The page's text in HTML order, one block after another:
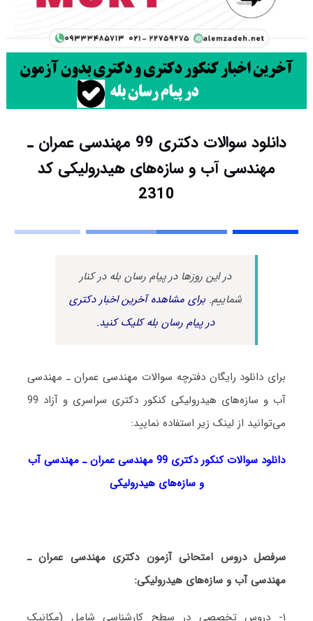
دانلود سوالات دکتری 99 مهندسی عمران ـ
مهندسی آب و سازه‌های هیدرولیکی کد
2310
در این روزها در پیام رسان بله در کنار
شماییم.برای مشاهده آخرین اخبار دکتری
در پیام رسان بله کلیک کنید.
برای دانلود رایگان دفترچه سوالات مهندسی عمران ـ مهندسی
آب و سازه‌های هیدرولیکی کنکور دکتری سراسری و آزاد 99
می‌توانید از لینک زیر استفاده نمایید:
دانلود سوالات کنکور دکتری 99 مهندسی عمران ـ مهندسی آب
و سازه‌های هیدرولیکی
سرفصل دروس امتحانی آزمون دکتری مهندسی عمران ـ
مهندسی آب و سازه‌های هیدرولیکی:
۱- دروس تخصصی در سطح کارشناسی شامل (مکانیک